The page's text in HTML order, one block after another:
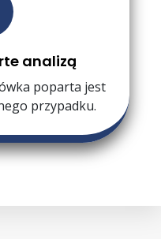
analizą
poparta jest
przypadku.